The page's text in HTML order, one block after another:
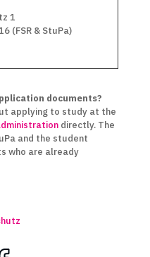
1
(FSR & StuPa)
documents?
applying to study at the
directly. The
and the student
who are already